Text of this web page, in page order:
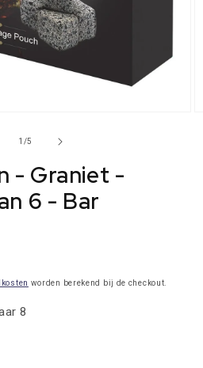
1 /van
5
- Graniet -
6 - Bar
worden berekend bij de checkout.
8